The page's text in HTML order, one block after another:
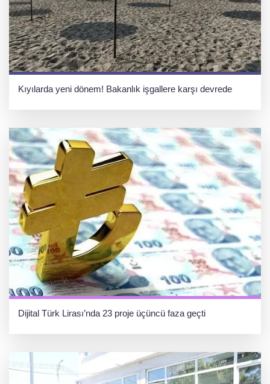
Kıyılarda yeni dönem! Bakanlık işgallere karşı devrede
Dijital Türk Lirası’nda 23 proje üçüncü faza geçti